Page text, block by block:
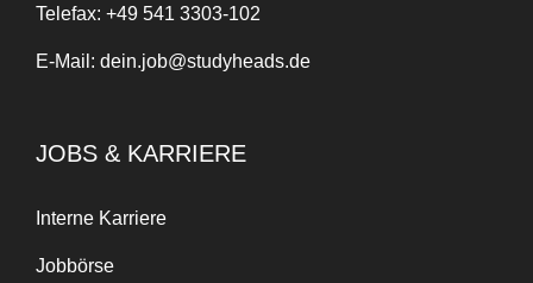
Telefax: +49 541 3303-102
E-Mail: dein.job@studyheads.de
JOBS & KARRIERE
Interne Karriere
Jobbörse